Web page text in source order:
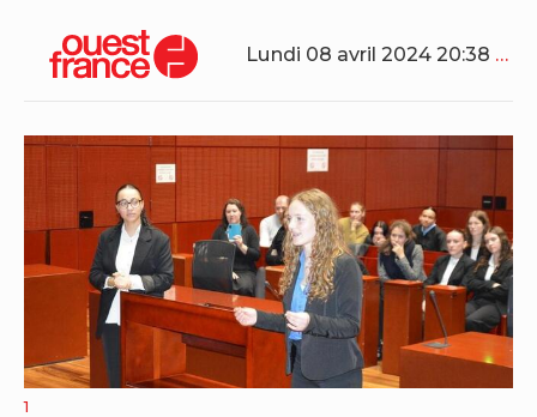
Lundi 08 avril 2024 20:38 …
1